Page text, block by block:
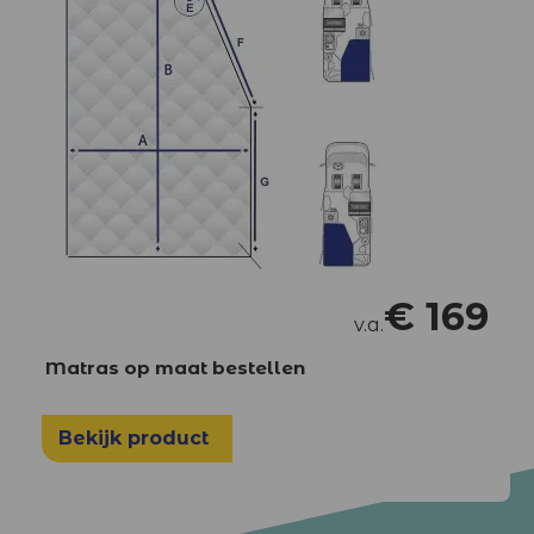
v.a.€ 169
Matras op maat bestellen
Bekijk product